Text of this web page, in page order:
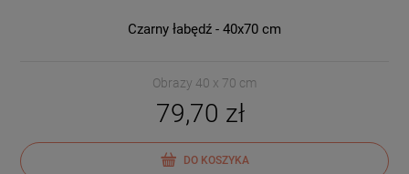
Czarny łabędź - 40x70 cm
Obrazy 40 x 70 cm
79,70 zł
DO KOSZYKA